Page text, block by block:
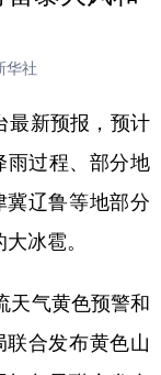
体育
军事
数字经济
溯源中国
华社
新预报，预计
过程、部分地
辽鲁等地部分
冰雹。
气黄色预警和
合发布黄色山